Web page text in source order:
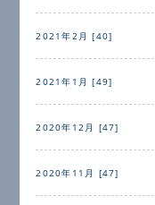
2021年2月 [40]
2021年1月 [49]
2020年12月 [47]
2020年11月 [47]